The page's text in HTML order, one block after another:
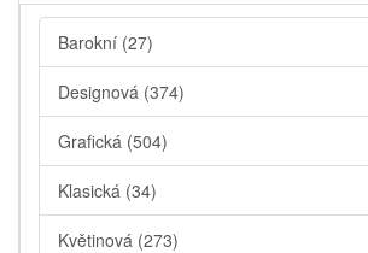
Barokní (27)
Designová (374)
Grafická (504)
Klasická (34)
Květinová (273)